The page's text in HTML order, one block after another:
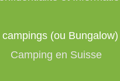
(ou
Camping en Suisse